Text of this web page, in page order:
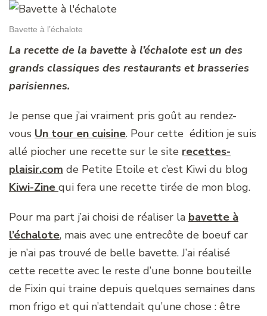
Bavette à l’échalote
La recette de la bavette à l’échalote est un des
grands classiques des restaurants et brasseries
parisiennes.
Je pense que j’ai vraiment pris goût au rendez-
vous Un tour en cuisine. Pour cette édition je suis
allé piocher une recette sur le site recettes-
plaisir.com de Petite Etoile et c’est Kiwi du blog
Kiwi-Zine qui fera une recette tirée de mon blog.
Pour ma part j’ai choisi de réaliser la bavette à
l’échalote, mais avec une entrecôte de boeuf car
je n’ai pas trouvé de belle bavette. J’ai réalisé
cette recette avec le reste d’une bonne bouteille
de Fixin qui traine depuis quelques semaines dans
mon frigo et qui n’attendait qu’une chose : être